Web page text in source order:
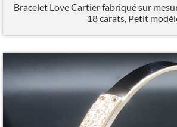
Bracelet Love Cartier fabriqué sur
18 carats, Petit